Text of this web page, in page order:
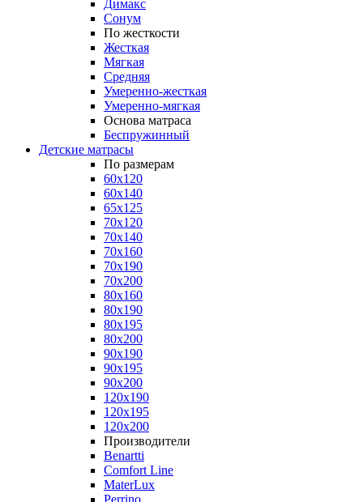
Димакс
Сонум
По жесткости
Жесткая
Мягкая
Средняя
Умеренно-жесткая
Умеренно-мягкая
Основа матраса
Беспружинный
Детские матрасы
По размерам
60x120
60x140
65x125
70x120
70x140
70x160
70x190
70x200
80x160
80x190
80x195
80x200
90x190
90x195
90x200
120x190
120x195
120x200
Производители
Benartti
Comfort Line
MaterLux
Perrino